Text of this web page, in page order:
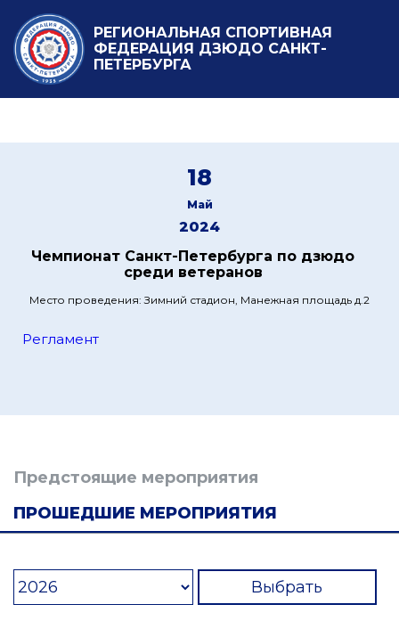
РЕГИОНАЛЬНАЯ СПОРТИВНАЯ
ФЕДЕРАЦИЯ ДЗЮДО САНКТ-
ПЕТЕРБУРГА
18
Май
2024
Чемпионат Санкт-Петербурга по дзюдо
среди ветеранов
Место проведения: Зимний стадион, Манежная площадь д.2
Регламент
Предстоящие мероприятия
ПРОШЕДШИЕ МЕРОПРИЯТИЯ
Выбрать